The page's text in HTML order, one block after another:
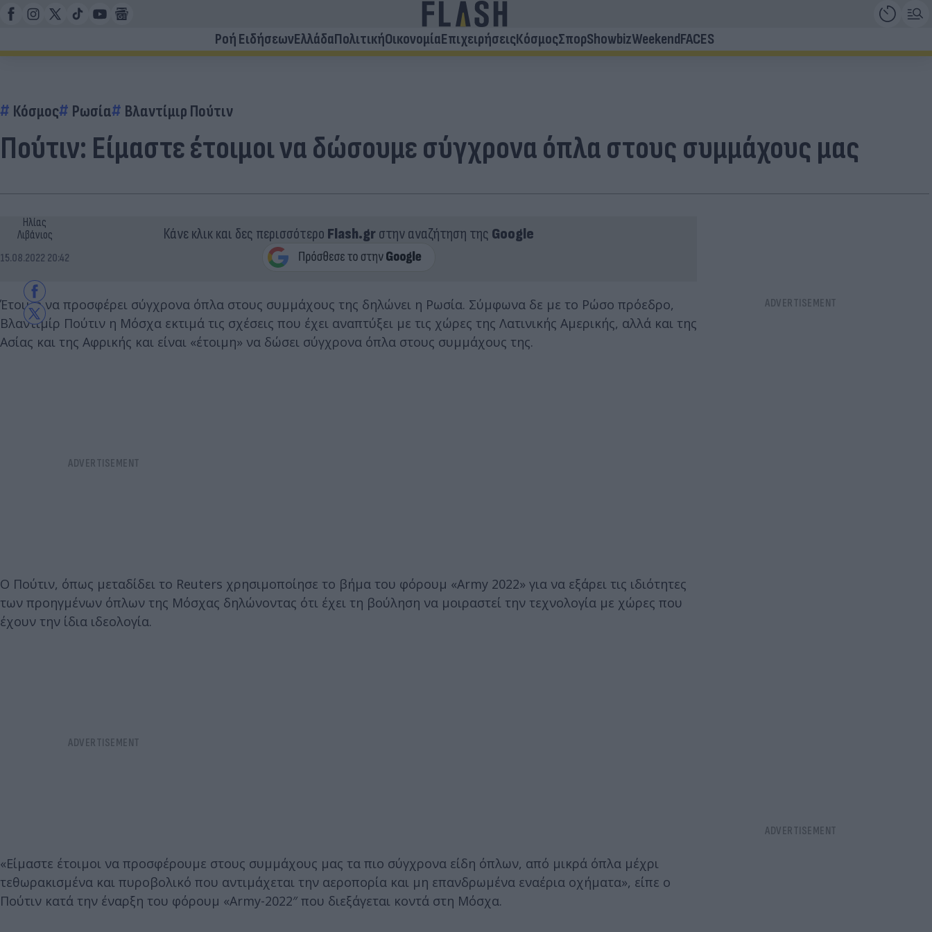
Ροή ΕιδήσεωνΕλλάδαΠολιτικήΟικονομίαΕπιχειρήσειςΚόσμοςΣπορShowbizWeekendFACES
Κόσμος Ρωσία Βλαντίμιρ Πούτιν
Πούτιν: Είμαστε έτοιμοι να δώσουμε σύγχρονα όπλα στους συμμάχους μας
Ηλίας
Λιβάνιος
15.08.2022 20:42
Κάνε κλικ και δες περισσότερο Flash.grστην αναζήτηση της Google
Έτοιμη να προσφέρει σύγχρονα όπλα στους συμμάχους της δηλώνει η Ρωσία. Σύμφωνα δε με το Ρώσο πρόεδρο,
Βλαντιμίρ Πούτιν η Μόσχα εκτιμά τις σχέσεις που έχει αναπτύξει με τις χώρες της Λατινικής Αμερικής, αλλά και της
Ασίας και της Αφρικής και είναι «έτοιμη» να δώσει σύγχρονα όπλα στους συμμάχους της.
Ο Πούτιν, όπως μεταδίδει το Reuters χρησιμοποίησε το βήμα του φόρουμ «Army 2022» για να εξάρει τις ιδιότητες
των προηγμένων όπλων της Μόσχας δηλώνοντας ότι έχει τη βούληση να μοιραστεί την τεχνολογία με χώρες που
έχουν την ίδια ιδεολογία.
«Είμαστε έτοιμοι να προσφέρουμε στους συμμάχους μας τα πιο σύγχρονα είδη όπλων, από μικρά όπλα μέχρι
τεθωρακισμένα και πυροβολικό που αντιμάχεται την αεροπορία και μη επανδρωμένα εναέρια οχήματα», είπε ο
Πούτιν κατά την έναρξη του φόρουμ «Army-2022″ που διεξάγεται κοντά στη Μόσχα.